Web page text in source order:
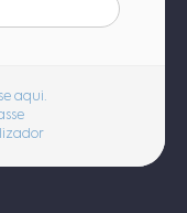
aqui.